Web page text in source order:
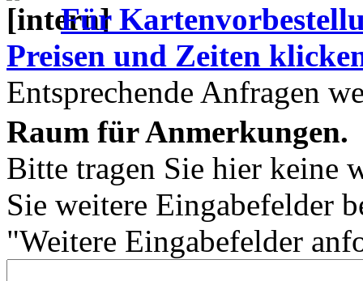
Für
Preisen und Zeiten
Entsprechende Anfragen
Raum für Anmerkungen.
Bitte tragen Sie hier keine
Sie weitere Eingabefelder
"Weitere Eingabefelder